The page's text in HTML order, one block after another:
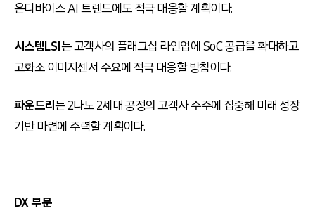
온디바이스 AI 트렌드에도 적극 대응할 계획이다.
시스템LSI는 고객사의 플래그십 라인업에 SoC 공급을 확대하고
고화소 이미지센서 수요에 적극 대응할 방침이다.
파운드리는 2나노 2세대 공정의 고객사 수주에 집중해 미래 성장
기반 마련에 주력할 계획이다.
DX 부문